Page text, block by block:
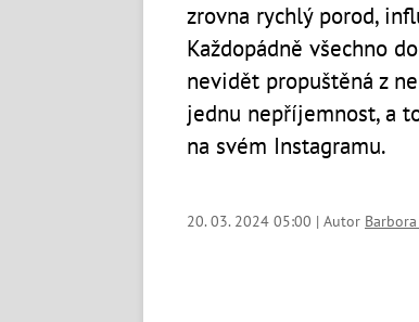
zrovna rychlý porod,
Každopádně všechno
nevidět propuštěná z
jednu nepříjemnost, a
na svém Instagramu.
20. 03. 2024 05:00 | Autor